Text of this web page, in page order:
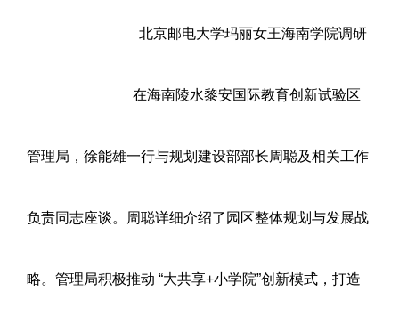
北京邮电大学玛丽女王海南学院调研
在海南陵水黎安国际教育创新试验区
管理局，徐能雄一行与规划建设部部长周聪及相关工作
负责同志座谈。周聪详细介绍了园区整体规划与发展战
略。管理局积极推动 “大共享+小学院”创新模式，打造